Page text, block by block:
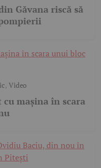
Găvana riscă să
, Video
mașina în scara